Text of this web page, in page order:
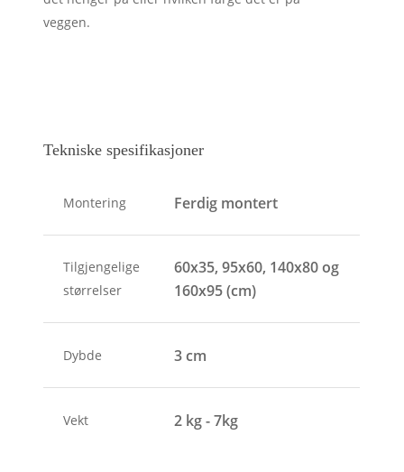
veggen.
Tekniske spesifikasjoner
Montering Ferdig montert
Tilgjengelige
størrelser
60x35, 95x60, 140x80 og
160x95 (cm)
Dybde 3 cm
Vekt 2 kg - 7kg